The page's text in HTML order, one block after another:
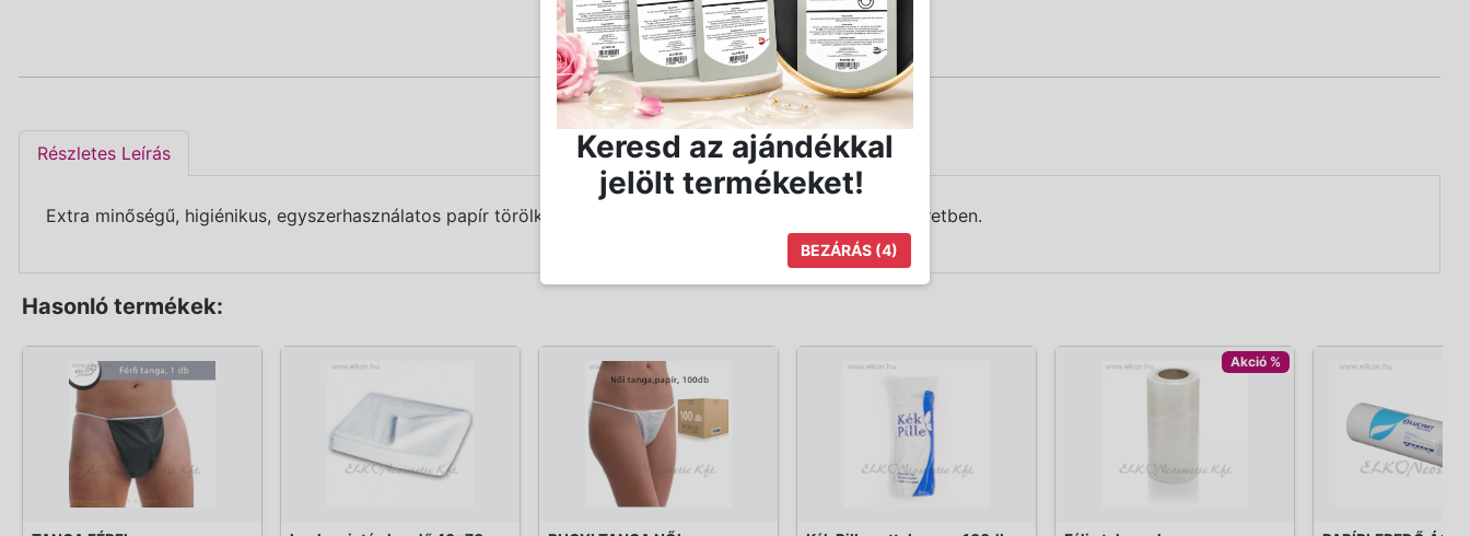
Részletes Leírás
Extra minőségű, higiénikus, egyszerhasználatos papír törölköző 100db-os kiszerelésben, 40x70cm-es méretben.
Hasonló termékek:
Akció %
Keresd az ajándékkal
jelölt termékeket!
BEZÁRÁS (4)